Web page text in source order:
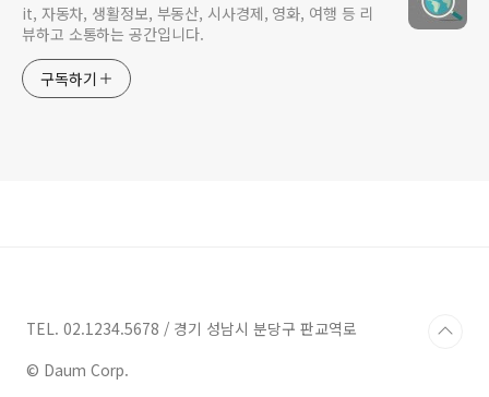
it, 자동차, 생활정보, 부동산, 시사경제, 영화, 여행 등 리
뷰하고 소통하는 공간입니다.
구독하기
TEL. 02.1234.5678 / 경기 성남시 분당구 판교역로
© Daum Corp.